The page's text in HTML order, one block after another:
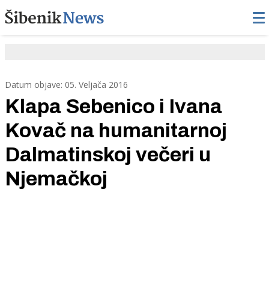
Datum objave: 05. Veljača 2016
Klapa Sebenico i Ivana
Kovač na humanitarnoj
Dalmatinskoj večeri u
Njemačkoj